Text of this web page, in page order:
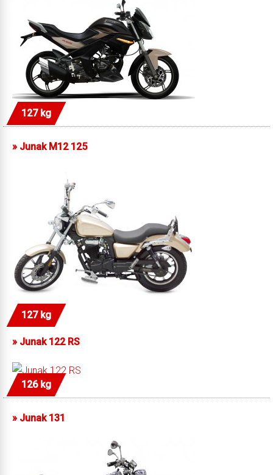
127 kg
» Junak M12 125
127 kg
» Junak 122 RS
126 kg
» Junak 131